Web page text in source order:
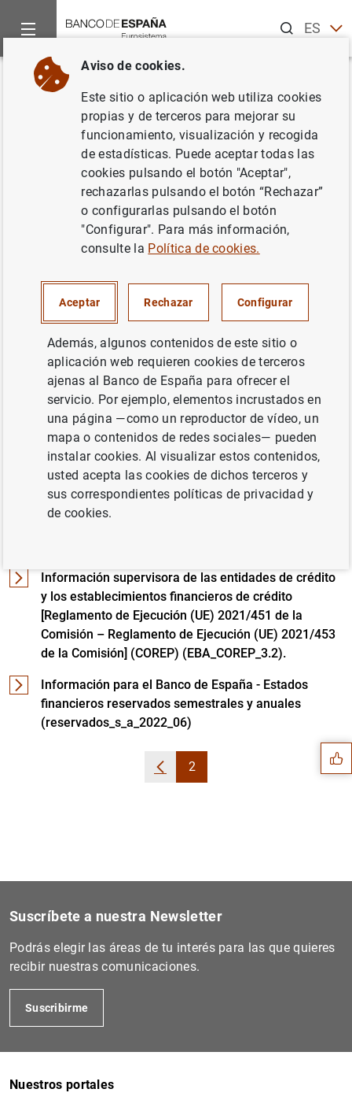
ESEN
Inicio Punto de Información
Volver
Entidades de crédito y
establecimientos financieros de
crédito
liquidez del conjunto de cobertura para los
instrumentos de movilización de créditos o
mobiliaria o primera prenda sin desplazamiento
[Circular 1/2023 del Banco de España]
(LQBG_LQIM_2023-03)
Información para el Banco de España - Estados
financieros públicos (publicos_2023_03)
Información relativa a la remuneración del personal
[Directrices EBA/GL/2022/06 en virtud de la Directiva
2013/36/UE - Directrices EBA/GL/2022/08 en virtud
Información supervisora de las entidades de crédito
y los establecimientos financieros de crédito
[Reglamento de Ejecución (UE) 2021/451 de la
Comisión – Reglamento de Ejecución (UE) 2021/453
de la Comisión] (COREP) (EBA_COREP_3.2).
Información para el Banco de España - Estados
financieros reservados semestrales y anuales
(reservados_s_a_2022_06)
VolverPágina
2
Sugerencias
Suscríbete a nuestra Newsletter
Podrás elegir las áreas de tu interés para las que quieres
recibir nuestras comunicaciones.
Suscribirme
Nuestros portales
Aviso de cookies.
Este sitio o aplicación web utiliza cookies
propias y de terceros para mejorar su
funcionamiento, visualización y recogida
de estadísticas. Puede aceptar todas las
cookies pulsando el botón "Aceptar",
rechazarlas pulsando el botón “Rechazar”
o configurarlas pulsando el botón
"Configurar". Para más información,
consulte la Política de cookies.
Aceptar Rechazar Configurar
Además, algunos contenidos de este sitio o
aplicación web requieren cookies de terceros
ajenas al Banco de España para ofrecer el
servicio. Por ejemplo, elementos incrustados en
una página —como un reproductor de vídeo, un
mapa o contenidos de redes sociales— pueden
instalar cookies. Al visualizar estos contenidos,
usted acepta las cookies de dichos terceros y
sus correspondientes políticas de privacidad y
de cookies.